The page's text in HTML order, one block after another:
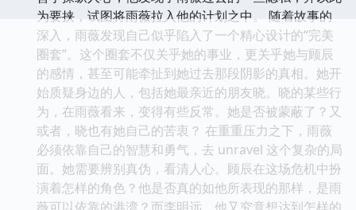
为要挟，试图将雨薇拉入他的计划之中。 随着故事的
深入，雨薇发现自己似乎陷入了一个精心设计的“完美
圈套”。这个圈套不仅关乎她的事业，更关乎她与顾辰
的感情，甚至可能牵扯到她过去那段阴影的真相。她开
始质疑身边的人，包括她最亲近的朋友晓。晓的某些行
为，在雨薇看来，变得有些反常。她是否被蒙蔽了？又
或者，晓也有她自己的苦衷？ 在重重压力之下，雨薇
必须依靠自己的智慧和勇气，去 unravel 这个复杂的局
面。她需要辨别真伪，看清人心。顾辰在这场危机中扮
演着怎样的角色？他是否真的如他所表现的那样，是雨